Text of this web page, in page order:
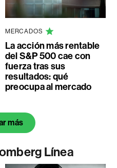
MERCADOS
La acción más rentable
del S&P 500 cae con
fuerza tras sus
resultados: qué
preocupa al mercado
más
Línea